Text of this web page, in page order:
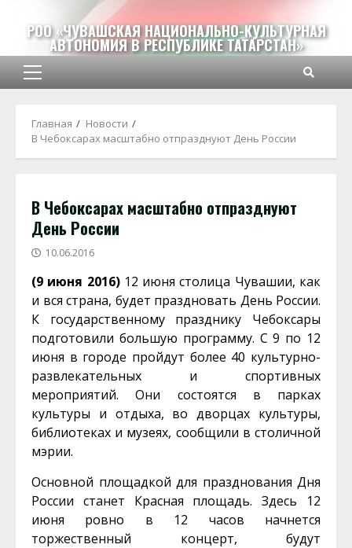
содержимому
РОО «ЧУВАШСКАЯ НАЦИОНАЛЬНО-КУЛЬТУРНАЯ
АВТОНОМИЯ В РЕСПУБЛИКЕ ТАТАРСТАН»
Основное
Главная
Новости
В Чебоксарах масштабно отпразднуют День России
В Чебоксарах масштабно отпразднуют
День России
10.06.2016
(9 июня 2016)12 июня столица Чувашии, как
и вся страна, будет праздновать День России.
К государственному празднику Чебоксары
подготовили большую программу. С 9 по 12
июня в городе пройдут более 40 культурно-
развлекательных и спортивных
мероприятий.Они состоятся в парках
культуры и отдыха, во дворцах культуры,
библиотеках и музеях, сообщили в столичной
мэрии.
Основной площадкой для празднования Дня
России станет Красная площадь. Здесь 12
июня ровно в 12 часов начнется
торжественный концерт, будут